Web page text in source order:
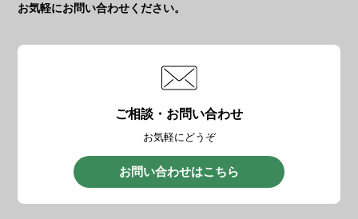
お気軽にお問い合わせください。
ご相談・お問い合わせ
お気軽にどうぞ
お問い合わせはこちら